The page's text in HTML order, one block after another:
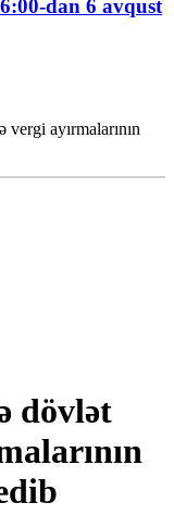
dan 6 avqust
ayırmalarının
dövlət